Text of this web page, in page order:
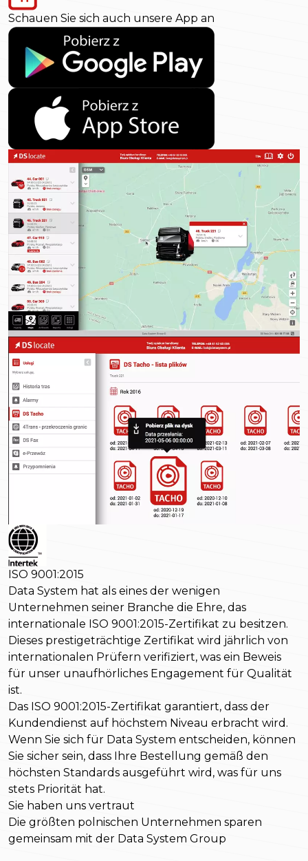
Schauen Sie sich auch unsere App an
ISO 9001:2015
Data System hat als eines der wenigen
Unternehmen seiner Branche die Ehre, das
internationale ISO 9001:2015-Zertifikat zu besitzen.
Dieses prestigeträchtige Zertifikat wird jährlich von
internationalen Prüfern verifiziert, was ein Beweis
für unser unaufhörliches Engagement für Qualität
ist.
Das ISO 9001:2015-Zertifikat garantiert, dass der
Kundendienst auf höchstem Niveau erbracht wird.
Wenn Sie sich für Data System entscheiden, können
Sie sicher sein, dass Ihre Bestellung gemäß den
höchsten Standards ausgeführt wird, was für uns
stets Priorität hat.
Sie haben uns vertraut
Die größten polnischen Unternehmen sparen
gemeinsam mit der Data System Group